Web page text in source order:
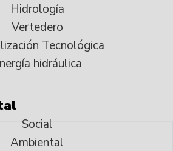
Hidrología
Vertedero
Tecnológica
hidráulica
Social
Ambiental